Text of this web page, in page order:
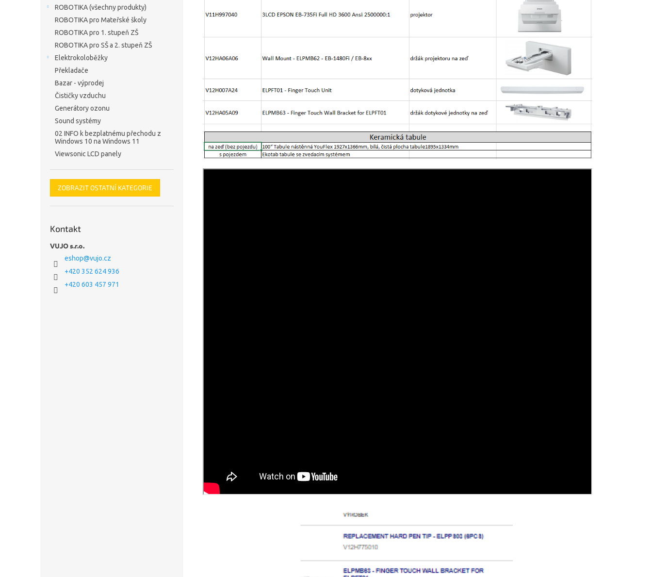
ROBOTIKA (všechny produkty)
ROBOTIKA pro Mateřské školy
ROBOTIKA pro 1. stupeň ZŠ
ROBOTIKA pro SŠ a 2. stupeň ZŠ
Elektrokoloběžky
Překladače
Bazar - výprodej
Čističky vzduchu
Generátory ozonu
Sound systémy
02 INFO k bezplatnému přechodu z
Windows 10 na Windows 11
Viewsonic LCD panely
ZOBRAZIT OSTATNÍ KATEGORIE
Kontakt
VUJO s.r.o.
eshop@vujo.cz
+420 352 624 936
+420 603 457 971